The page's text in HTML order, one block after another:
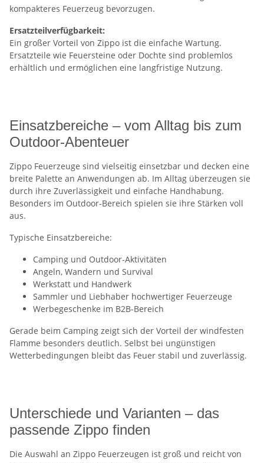
kompakteres Feuerzeug bevorzugen.
Ersatzteilverfügbarkeit:
Ein großer Vorteil von Zippo ist die einfache Wartung.
Ersatzteile wie Feuersteine oder Dochte sind problemlos
erhältlich und ermöglichen eine langfristige Nutzung.
Einsatzbereiche – vom Alltag bis zum
Outdoor-Abenteuer
Zippo Feuerzeuge sind vielseitig einsetzbar und decken eine
breite Palette an Anwendungen ab. Im Alltag überzeugen sie
durch ihre Zuverlässigkeit und einfache Handhabung.
Besonders im Outdoor-Bereich spielen sie ihre Stärken voll
aus.
Typische Einsatzbereiche:
Camping und Outdoor-Aktivitäten
Angeln, Wandern und Survival
Werkstatt und Handwerk
Sammler und Liebhaber hochwertiger Feuerzeuge
Werbegeschenke im B2B-Bereich
Gerade beim Camping zeigt sich der Vorteil der windfesten
Flamme besonders deutlich. Selbst bei ungünstigen
Wetterbedingungen bleibt das Feuer stabil und zuverlässig.
Unterschiede und Varianten – das
passende Zippo finden
Die Auswahl an Zippo Feuerzeugen ist groß und reicht von